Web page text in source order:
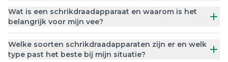
Wat is een schrikdraadapparaat en waarom is het
belangrijk voor mijn vee?
Welke soorten schrikdraadapparaten zijn er en welk
type past het beste bij mijn situatie?